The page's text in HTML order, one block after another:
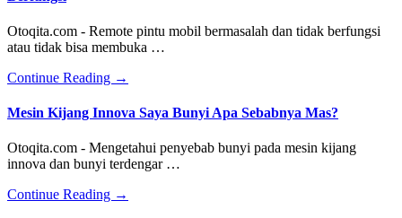
Otoqita.com - Remote pintu mobil bermasalah dan tidak berfungsi
atau tidak bisa membuka …
Continue Reading about
dan
Memperbaiki
Remote
Pintu
Tidak
→
Mesin Kijang Innova Saya Bunyi Apa Sebabnya Mas?
Otoqita.com - Mengetahui penyebab bunyi pada mesin kijang
innova dan bunyi terdengar …
Continue Reading about
→